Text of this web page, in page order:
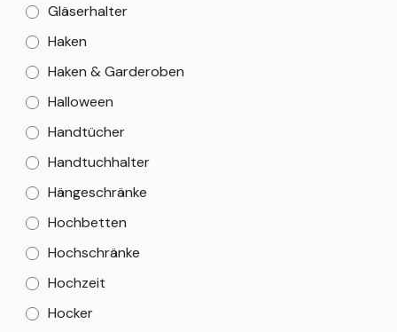
Gläserhalter
Haken
Haken & Garderoben
Halloween
Handtücher
Handtuchhalter
Hängeschränke
Hochbetten
Hochschränke
Hochzeit
Hocker